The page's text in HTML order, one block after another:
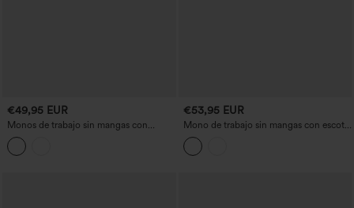
€49,95 EUR
Monos de trabajo sin mangas con
cinturón, bolsillos y de corte cónico
€53,95 EUR
Mono de trabajo sin mangas con escote
barco, lazos laterales, bolsillos y tejido
antiarrugas - Muy fácil